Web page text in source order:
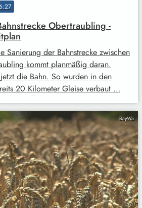
Obertraubling -
Sanierung der Bahnstrecke zwischen
kommt planmäßig daran.
die Bahn. So wurden in den
20 Kilometer Gleise verbaut …
BayWa